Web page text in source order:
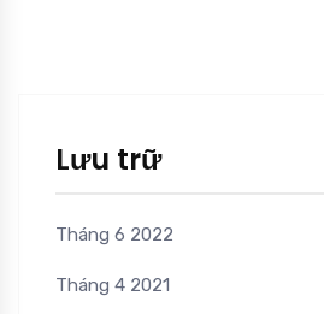
Lưu trữ
Tháng 6 2022
Tháng 4 2021